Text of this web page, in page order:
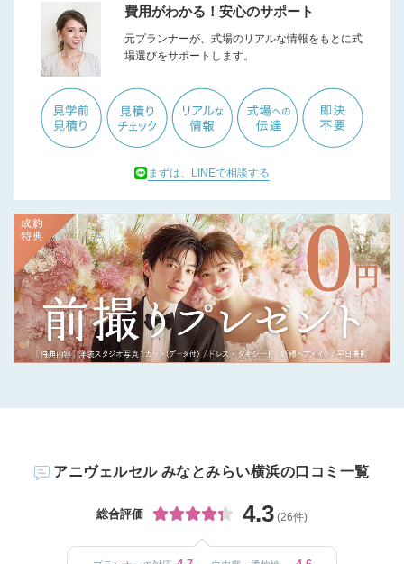
費用がわかる！安心のサポート
元プランナーが、式場のリアルな情報をもとに式
場選びをサポートします。
まずは、LINEで相談する
アニヴェルセル みなとみらい横浜の口コミ一覧
総合評価 4.3 (26件)